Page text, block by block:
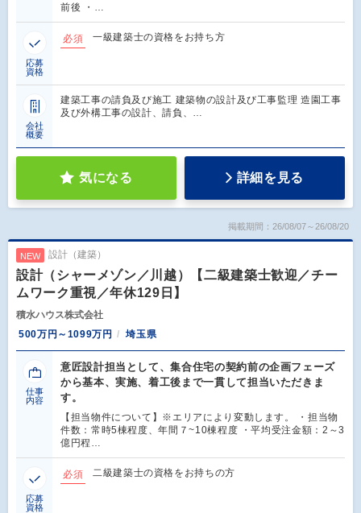
前後 ・…
応募
資格
必須 一級建築士の資格をお持ち方
会社
概要
建築工事の請負及び施工 建築物の設計及び工事監理 造園工事
及び外構工事の設計、請負、…
気になる 詳細を見る
掲載期間：26/08/07～26/08/20
NEW 設計（建築）
設計（シャーメゾン／川越）【二級建築士歓迎／チー
ムワーク重視／年休129日】
積水ハウス株式会社
500万円～1099万円
埼玉県
仕事
内容
意匠設計担当として、集合住宅の契約前の企画フェーズ
から基本、実施、着工後まで一貫して担当いただきま
す。
【担当物件について】※エリアにより変動します。 ・担当物
件数：常時5棟程度、年間７~10棟程度 ・平均受注金額：2～3
億円程…
応募
資格
必須 二級建築士の資格をお持ちの方